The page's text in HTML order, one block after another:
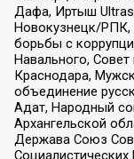
Дафа, Иртыш
Новокузнецк/
борьбы с
Навального,
Краснодара,
объединение
Адат, Народный
Архангельской
Держава Союз